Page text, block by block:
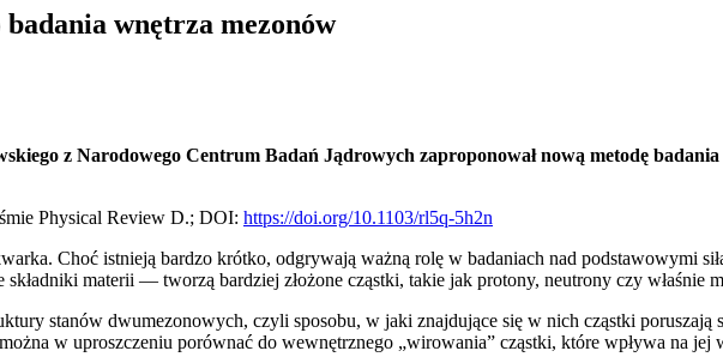
wnętrza mezonów
z Narodowego Centrum Badań Jądrowych zaproponował nową metodę
Physical Review D.; DOI: https://doi.org/10.1103/rl5q-5h2n
Choć istnieją bardzo krótko, odgrywają ważną rolę w badaniach nad podstawowymi
materii — tworzą bardziej złożone cząstki, takie jak protony, neutrony czy właśnie
stanów dwumezonowych, czyli sposobu, w jaki znajdujące się w nich cząstki poruszają
w uproszczeniu porównać do wewnętrznego „wirowania” cząstki, które wpływa na jej